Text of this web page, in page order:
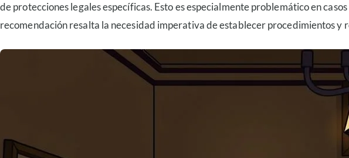
de protecciones legales específicas. Esto es especialmente problemático en
recomendación resalta la necesidad imperativa de establecer procedimientos y